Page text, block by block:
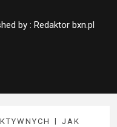
by : Redaktor bxn.pl
JAK